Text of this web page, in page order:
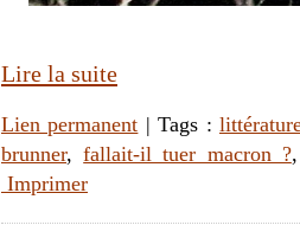
Lire la suite
Lien permanent | Tags :
brunner,fallait-il tuer macron ?
Imprimer